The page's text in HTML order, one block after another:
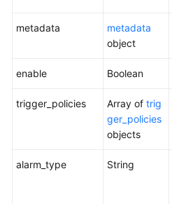
调
metadata
metadata
object
enable Boolean
trigger_policies Array of trig
ger_policies
objects
alarm_type String